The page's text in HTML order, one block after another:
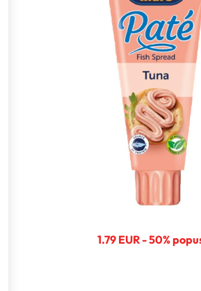
1.79 EUR - 50%